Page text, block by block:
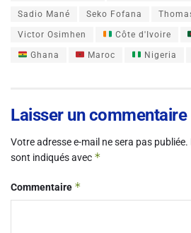
Sadio Mané Seko Fofana
Victor Osimhen Côte d'Ivoire
Ghana Maroc Nigeria
Laisser un commentaire
Votre adresse e-mail ne sera pas publiée.
sont indiqués avec *
Commentaire *